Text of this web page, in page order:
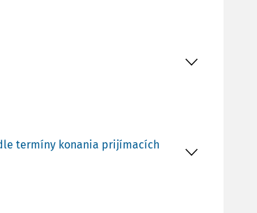
termíny konania prijímacích